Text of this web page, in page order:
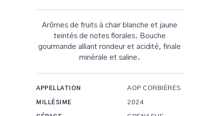
Arômes de fruits à chair blanche et jaune
teintés de notes florales. Bouche
gourmande alliant rondeur et acidité, finale
minérale et saline.
APPELLATION AOP CORBIÈRES
MILLÉSIME 2024